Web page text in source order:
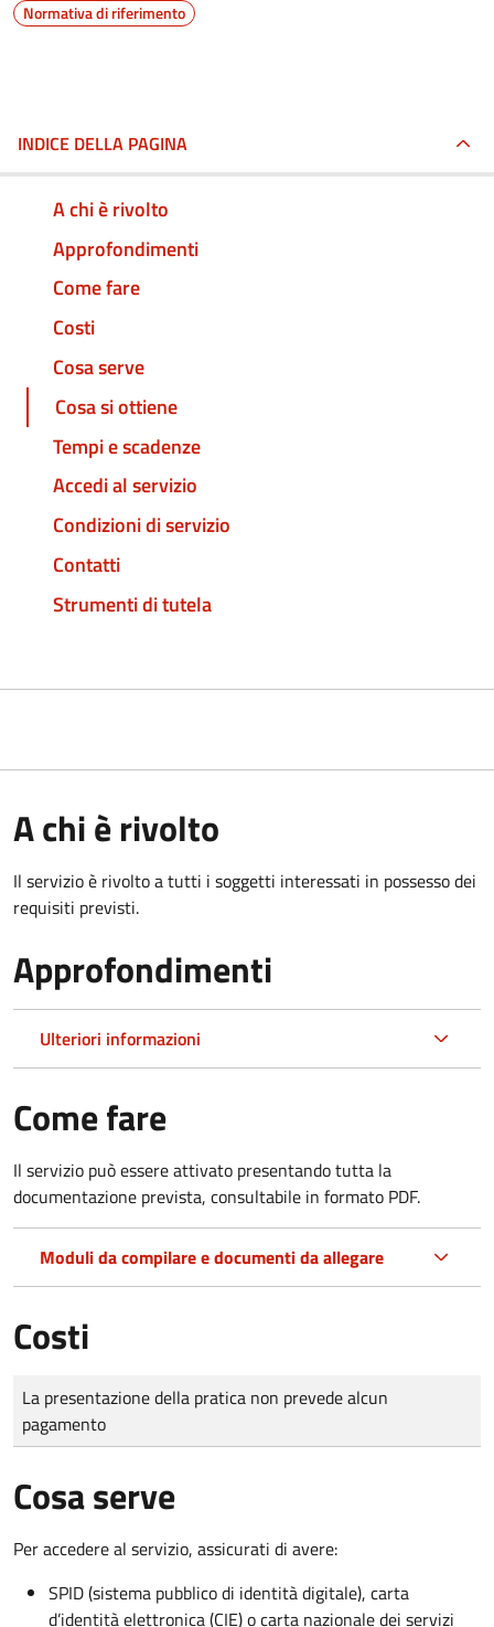
Normativa di riferimento
INDICE DELLA PAGINA
A chi è rivolto
Approfondimenti
Come fare
Costi
Cosa serve
Cosa si ottiene
Tempi e scadenze
Accedi al servizio
Condizioni di servizio
Contatti
Strumenti di tutela
A chi è rivolto
Il servizio è rivolto a tutti i soggetti interessati in possesso dei
requisiti previsti.
Approfondimenti
Ulteriori informazioni
Come fare
Il servizio può essere attivato presentando tutta la
documentazione prevista, consultabile in formato PDF.
Moduli da compilare e documenti da allegare
Costi
Tipo di pagamento
Importo
La presentazione della pratica non prevede alcun
pagamento
Cosa serve
Per accedere al servizio, assicurati di avere:
SPID (sistema pubblico di identità digitale), carta
d’identità elettronica (CIE) o carta nazionale dei servizi